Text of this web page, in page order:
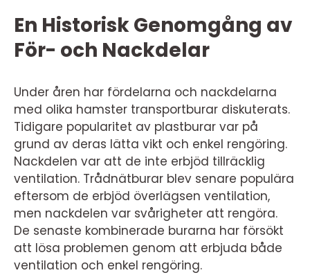
En Historisk Genomgång av
För- och Nackdelar
Under åren har fördelarna och nackdelarna
med olika hamster transportburar diskuterats.
Tidigare popularitet av plastburar var på
grund av deras lätta vikt och enkel rengöring.
Nackdelen var att de inte erbjöd tillräcklig
ventilation. Trådnätburar blev senare populära
eftersom de erbjöd överlägsen ventilation,
men nackdelen var svårigheter att rengöra.
De senaste kombinerade burarna har försökt
att lösa problemen genom att erbjuda både
ventilation och enkel rengöring.